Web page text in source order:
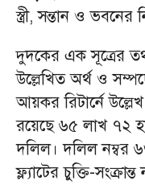
স্ত্রী, সন্তান ও ভবনের
দুদকের এক সূত্রের
উল্লেখিত অর্থ ও
আয়কর রিটার্নে
রয়েছে ৬৫ লাখ ৭২
দলিল। দলিল নম্বর
ফ্ল্যাটের চুক্তি-